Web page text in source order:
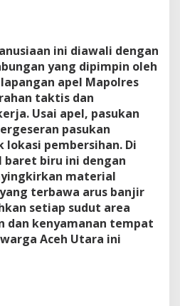
ini diawali dengan
yang dipimpin oleh
lapangan apel Mapolres
taktis dan
Usai apel, pasukan
pasukan
pembersihan. Di
baret biru ini dengan
material
terbawa arus banjir
setiap sudut area
dan kenyamanan tempat
Aceh Utara ini